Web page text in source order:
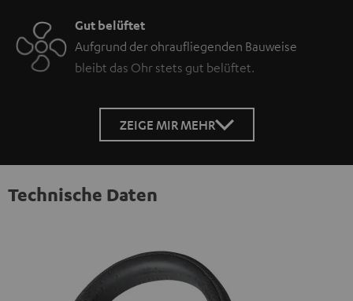
Gut belüftet
Aufgrund der ohraufliegenden Bauweise
bleibt das Ohr stets gut belüftet.
ZEIGE MIR MEHR
Technische Daten